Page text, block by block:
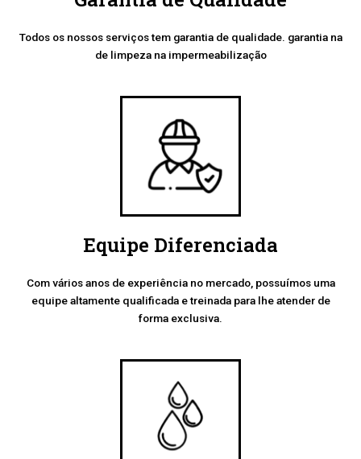
Todos os nossos serviços tem garantia de qualidade. garantia na
de limpeza na impermeabilização
Equipe Diferenciada
Com vários anos de experiência no mercado, possuímos uma
equipe altamente qualificada e treinada para lhe atender de
forma exclusiva.